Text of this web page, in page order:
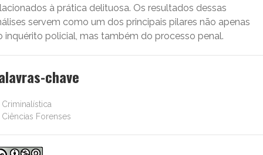
à prática delituosa. Os resultados dessas
servem como um dos principais pilares não apenas
inquérito policial, mas também do processo penal.
chave
Criminalística
Ciências Forenses